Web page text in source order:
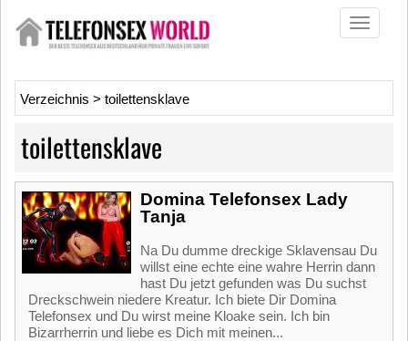
Toggle
Verzeichnis > toilettensklave
toilettensklave
Domina Telefonsex Lady
Tanja
Na Du dumme dreckige Sklavensau Du
willst eine echte eine wahre Herrin dann
hast Du jetzt gefunden was Du suchst
Dreckschwein niedere Kreatur. Ich biete Dir Domina
Telefonsex und Du wirst meine Kloake sein. Ich bin
Bizarrherrin und liebe es Dich mit meinen...